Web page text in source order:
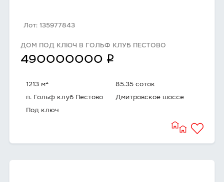
Лот: 135977843
ДОМ ПОД КЛЮЧ В ГОЛЬФ КЛУБ ПЕСТОВО
490000000 q
1213 м2
85.35 соток
п. Гольф клуб Пестово
Дмитровское шоссе
Под ключ